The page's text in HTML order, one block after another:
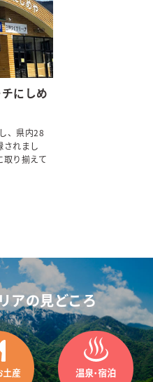
にしめ
、県内28
されまし
取り揃えて
アの見どころ
土産 温泉・宿泊